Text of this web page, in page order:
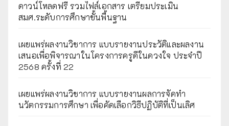
ดาวน์โหลดฟรี รวมไฟล์เอกสาร เตรียมประเมิน
สมศ.ระดับการศึกษาขั้นพื้นฐาน
เผยแพร่ผลงานวิชาการ แบบรายงานประวัติและผลงาน
เสนอเพื่อพิจารณาในโครงการครูดีในดวงใจ ประจำปี
2568 ครั้งที่ 22
เผยแพร่ผลงานวิชาการ แบบรายงานผลการจัดทำ
นวัตกรรมการศึกษา เพื่อคัดเลือกวิธีปฏิบัติที่เป็นเลิศ